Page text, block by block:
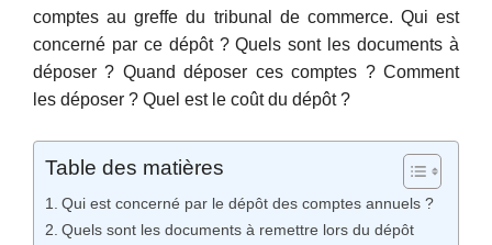
comptes au greffe du tribunal de commerce. Qui est
concerné par ce dépôt ? Quels sont les documents à
déposer ? Quand déposer ces comptes ? Comment
les déposer ? Quel est le coût du dépôt ?
Table des matières
Qui est concerné par le dépôt des comptes annuels ?
Quels sont les documents à remettre lors du dépôt